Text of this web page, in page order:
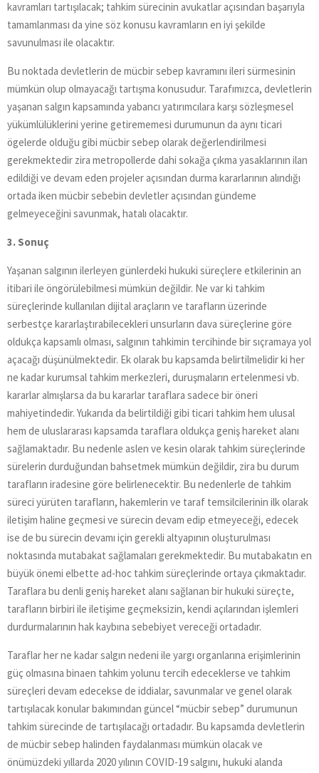
kavramları tartışılacak; tahkim sürecinin avukatlar açısından başarıyla
tamamlanması da yine söz konusu kavramların en iyi şekilde
savunulması ile olacaktır.
Bu noktada devletlerin de mücbir sebep kavramını ileri sürmesinin
mümkün olup olmayacağı tartışma konusudur. Tarafımızca, devletlerin
yaşanan salgın kapsamında yabancı yatırımcılara karşı sözleşmesel
yükümlülüklerini yerine getirememesi durumunun da aynı ticari
ögelerde olduğu gibi mücbir sebep olarak değerlendirilmesi
gerekmektedir zira metropollerde dahi sokağa çıkma yasaklarının ilan
edildiği ve devam eden projeler açısından durma kararlarının alındığı
ortada iken mücbir sebebin devletler açısından gündeme
gelmeyeceğini savunmak, hatalı olacaktır.
3. Sonuç
Yaşanan salgının ilerleyen günlerdeki hukuki süreçlere etkilerinin an
itibari ile öngörülebilmesi mümkün değildir. Ne var ki tahkim
süreçlerinde kullanılan dijital araçların ve tarafların üzerinde
serbestçe kararlaştırabilecekleri unsurların dava süreçlerine göre
oldukça kapsamlı olması, salgının tahkimin tercihinde bir sıçramaya yol
açacağı düşünülmektedir. Ek olarak bu kapsamda belirtilmelidir ki her
ne kadar kurumsal tahkim merkezleri, duruşmaların ertelenmesi vb.
kararlar almışlarsa da bu kararlar taraflara sadece bir öneri
mahiyetindedir. Yukarıda da belirtildiği gibi ticari tahkim hem ulusal
hem de uluslararası kapsamda taraflara oldukça geniş hareket alanı
sağlamaktadır. Bu nedenle aslen ve kesin olarak tahkim süreçlerinde
sürelerin durduğundan bahsetmek mümkün değildir, zira bu durum
tarafların iradesine göre belirlenecektir. Bu nedenlerle de tahkim
süreci yürüten tarafların, hakemlerin ve taraf temsilcilerinin ilk olarak
iletişim haline geçmesi ve sürecin devam edip etmeyeceği, edecek
ise de bu sürecin devamı için gerekli altyapının oluşturulması
noktasında mutabakat sağlamaları gerekmektedir. Bu mutabakatın en
büyük önemi elbette ad-hoc tahkim süreçlerinde ortaya çıkmaktadır.
Taraflara bu denli geniş hareket alanı sağlanan bir hukuki süreçte,
tarafların birbiri ile iletişime geçmeksizin, kendi açılarından işlemleri
durdurmalarının hak kaybına sebebiyet vereceği ortadadır.
Taraflar her ne kadar salgın nedeni ile yargı organlarına erişimlerinin
güç olmasına binaen tahkim yolunu tercih edeceklerse ve tahkim
süreçleri devam edecekse de iddialar, savunmalar ve genel olarak
tartışılacak konular bakımından güncel “mücbir sebep” durumunun
tahkim sürecinde de tartışılacağı ortadadır. Bu kapsamda devletlerin
de mücbir sebep halinden faydalanması mümkün olacak ve
önümüzdeki yıllarda 2020 yılının COVID-19 salgını, hukuki alanda